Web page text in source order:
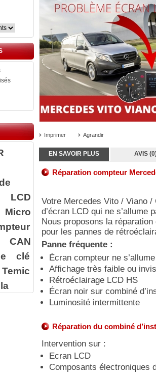
LCD
Micro
CAN
clé
Imprimer Agrandir
EN SAVOIR PLUS AVIS
Réparation compteur
Votre Mercedes Vito / Viano /
d’écran LCD qui ne s’allume
Nous proposons la
pour les pannes de
Panne fréquente :
Écran compteur ne
Affichage très faible ou
Rétroéclairage LCD HS
Écran noir sur combiné
Luminosité intermittente
Réparation du combiné
Intervention sur :
Ecran LCD
Composants électroniques